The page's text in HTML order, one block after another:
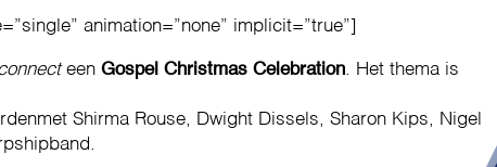
animation=”none” implicit=”true”]
een Gospel Christmas Celebration. Het thema is
Shirma Rouse, Dwight Dissels, Sharon Kips, Nigel